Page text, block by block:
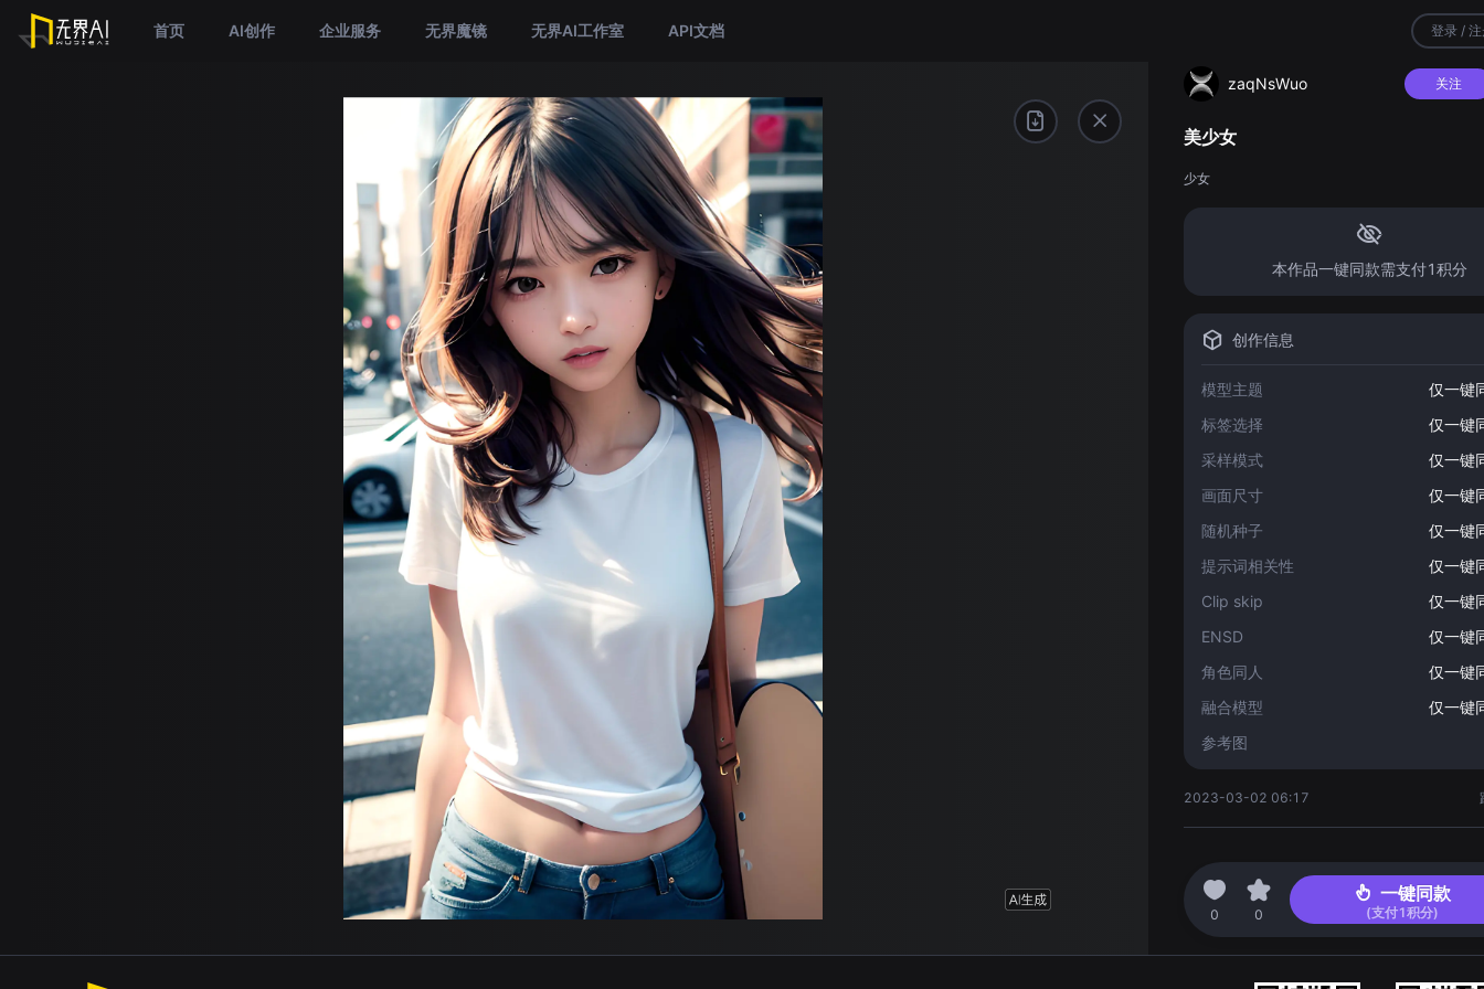
首页 AI创作 企业服务 无界魔镜 无界AI工作室 API文档 登录 /
zaqNsWuo 关注
美少女
少女
本作品一键同款需支付1积分
创作信息
模型主题
仅一键
标签选择
仅一键
采样模式
仅一键
画面尺寸
仅一键
随机种子
仅一键
提示词相关性
仅一键
Clip skip
仅一键
ENSD
仅一键
角色同人
仅一键
融合模型
仅一键
参考图
2023-03-02 06:17
0 0
一键同款
(支付1积分)